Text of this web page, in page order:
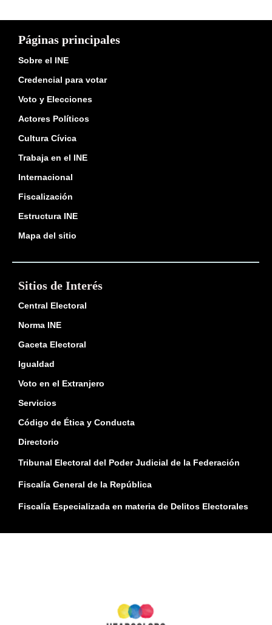
Páginas principales
Sobre el INE
Credencial para votar
Voto y Elecciones
Actores Políticos
Cultura Cívica
Trabaja en el INE
Internacional
Fiscalización
Estructura INE
Mapa del sitio
Sitios de Interés
Central Electoral
Norma INE
Gaceta Electoral
Igualdad
Voto en el Extranjero
Servicios
Código de Ética y Conducta
Directorio
Tribunal Electoral del Poder Judicial de la Federación
Fiscalía General de la República
Fiscalía Especializada en materia de Delitos Electorales